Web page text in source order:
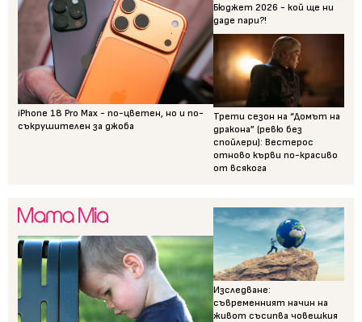
iPhone 18 Pro Max - по-цветен, но и по-
съкрушителен за джоба
Бюджет 2026 - кой ще ни
даде пари?!
Трети сезон на “Домът на
дракона” (ревю без
спойлери): Вестерос
отново кърви по-красиво
от всякога
Изследване:
съвременният начин на
живот съсипва човешкия